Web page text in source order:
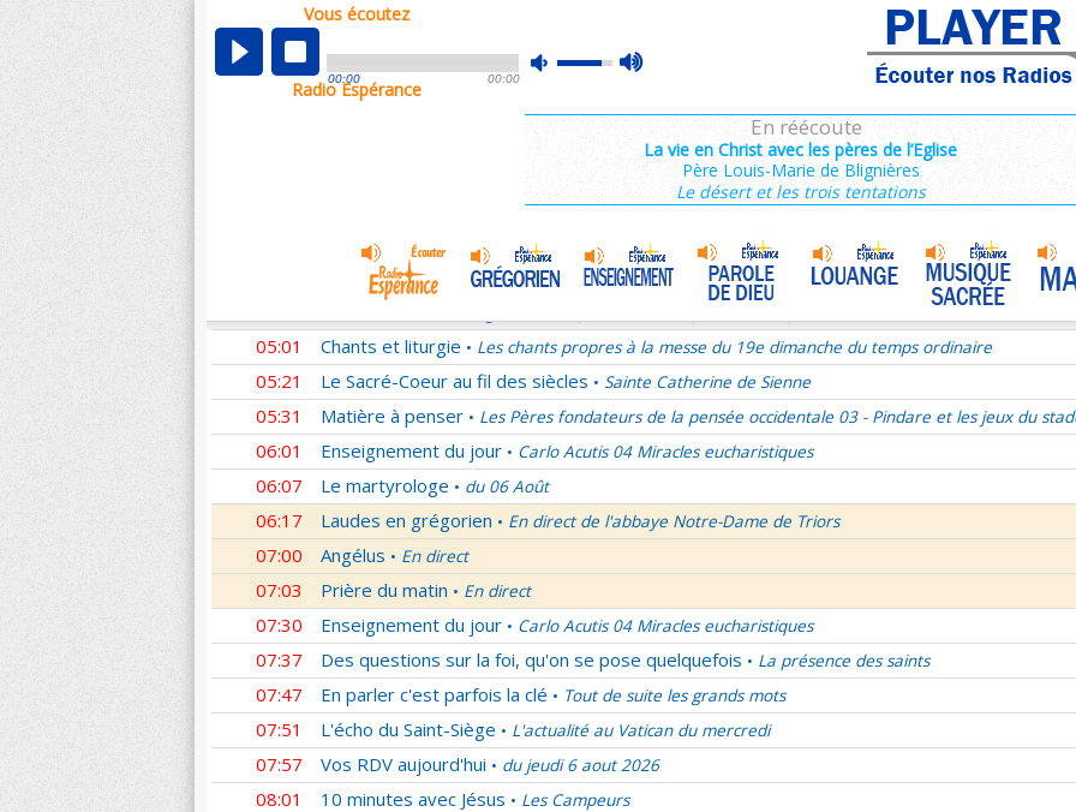
Vous écoutez
mute
max
00:00 00:00
Radio Espérance
En réécoute
La vie en Christ avec les pères de l’Eglise
Père Louis-Marie de Blignières
Le désert et les trois tentations
00:05
01:02 Sentinelles de la foi • Lettres de Saint François de Sales 36/106
01:33 10 minutes avec Jésus
La Transfiguration du Seigneur
Les conférences de la Famille Missionnaire de Notre-Dame • La joie dans l’Esprit-Saint
Corinthiens 6/6
Entrons dans la liturgie Transfiguration du Seigneur - 1re lecture Dn 7 ou 2P 1
Entrons dans la liturgie • Transfiguration du Seigneur - Psaume 96
05:01 Chants et liturgie • Les chants propres à la messe du 19e dimanche du temps ordinaire
05:21 Le Sacré-Coeur au fil des siècles • Sainte Catherine de Sienne
05:31 Matière à penser • Les Pères fondateurs de la pensée occidentale 03 - Pindare et les jeux du
06:01 Enseignement du jour • Carlo Acutis 04 Miracles eucharistiques
06:07 Le martyrologe • du 06 Août
06:17 Laudes en grégorien • En direct de l'abbaye Notre-Dame de Triors
07:00 Angélus • En direct
07:03 Prière du matin • En direct
07:30 Enseignement du jour • Carlo Acutis 04 Miracles eucharistiques
07:37 Des questions sur la foi, qu'on se pose quelquefois • La présence des saints
07:47 En parler c'est parfois la clé • Tout de suite les grands mots
07:51 L'écho du Saint-Siège • L'actualité au Vatican du mercredi
07:57 Vos RDV aujourd'hui • du jeudi 6 aout 2026
08:01 10 minutes avec Jésus • Les Campeurs